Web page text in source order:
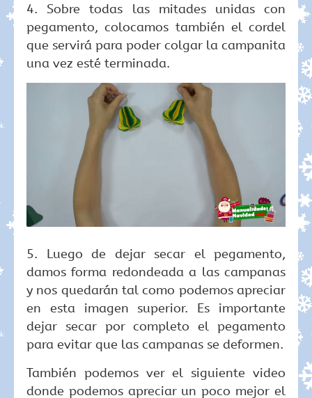
4. Sobre todas las mitades unidas con
pegamento, colocamos también el cordel
que servirá para poder colgar la campanita
una vez esté terminada.
5. Luego de dejar secar el pegamento,
damos forma redondeada a las campanas
y nos quedarán tal como podemos apreciar
en esta imagen superior. Es importante
dejar secar por completo el pegamento
para evitar que las campanas se deformen.
También podemos ver el siguiente video
donde podemos apreciar un poco mejor el